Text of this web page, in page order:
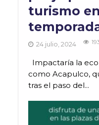
turismo
24 julio, 2024
Impactaría la
como Acapulco,
tras el paso del...